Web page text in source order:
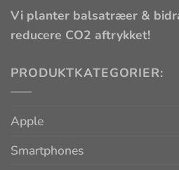
Vi planter balsatræer &
reducere CO2 aftrykket!
PRODUKTKATEGORIER:
Apple
Smartphones